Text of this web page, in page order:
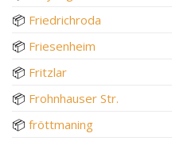
📦 Friedrichroda
📦 Friesenheim
📦 Fritzlar
📦 Frohnhauser Str.
📦 fröttmaning